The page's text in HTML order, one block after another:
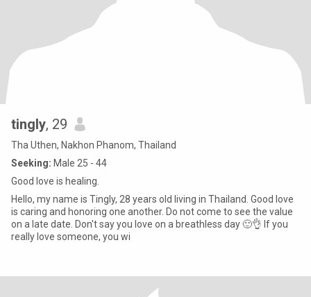
tingly, 29
Tha Uthen, Nakhon Phanom, Thailand
Seeking: Male 25 - 44
Good love is healing.
Hello, my name is Tingly, 28 years old living in Thailand. Good love
is caring and honoring one another. Do not come to see the value
on a late date. Don't say you love on a breathless day 🙂👌 If you
really love someone, you wi